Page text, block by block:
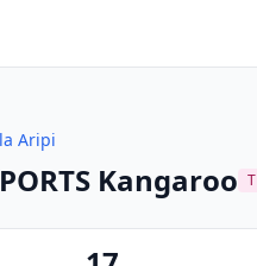
Aripi
Kangaroo T